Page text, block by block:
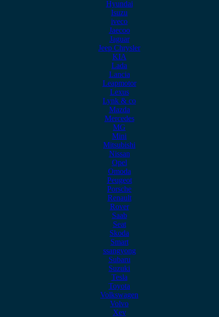
Hyundai
Isuzu
iveco
Jaecoo
Jaguar
Jeep Chrysler
KIA
Lada
Lancia
Leapmotor
Lexus
Lynk & co
Mazda
Mercedes
MG
Mini
Mitsubishi
Nissan
Opel
Omoda
Peugeot
Porsche
Renault
Rover
Saab
Seat
Skoda
Smart
ssangyong
Subaru
Suzuki
Tesla
Toyota
Volkswagen
Volvo
Xev